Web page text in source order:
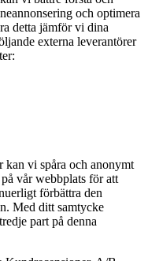
och optimera
detta jämför vi dina
externa leverantörer
kan vi spåra och anonymt
vår webbplats för att
förbättra den
Med ditt samtycke
part på denna